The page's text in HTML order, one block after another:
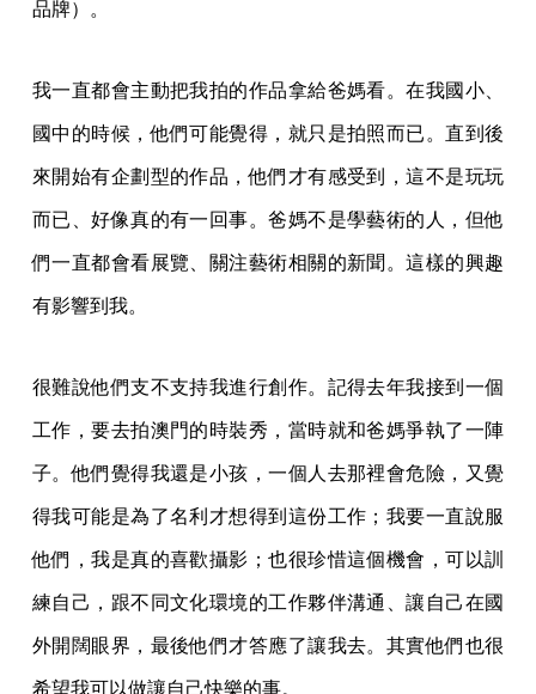
品牌）。
我一直都會主動把我拍的作品拿給爸媽看。在我國小、
國中的時候，他們可能覺得，就只是拍照而已。直到後
來開始有企劃型的作品，他們才有感受到，這不是玩玩
而已、好像真的有一回事。爸媽不是學藝術的人，但他
們一直都會看展覽、關注藝術相關的新聞。這樣的興趣
有影響到我。
很難說他們支不支持我進行創作。記得去年我接到一個
工作，要去拍澳門的時裝秀，當時就和爸媽爭執了一陣
子。他們覺得我還是小孩，一個人去那裡會危險，又覺
得我可能是為了名利才想得到這份工作；我要一直說服
他們，我是真的喜歡攝影；也很珍惜這個機會，可以訓
練自己，跟不同文化環境的工作夥伴溝通、讓自己在國
外開闊眼界，最後他們才答應了讓我去。其實他們也很
希望我可以做讓自己快樂的事。